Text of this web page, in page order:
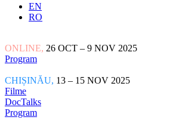
EN
RO
ONLINE, 26 OCT – 9 NOV 2025
Program
CHIȘINĂU, 13 – 15 NOV 2025
Filme
DocTalks
Program